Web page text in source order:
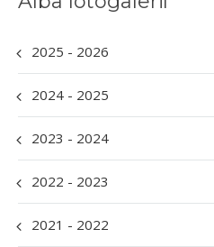
2025 - 2026
2024 - 2025
2023 - 2024
2022 - 2023
2021 - 2022